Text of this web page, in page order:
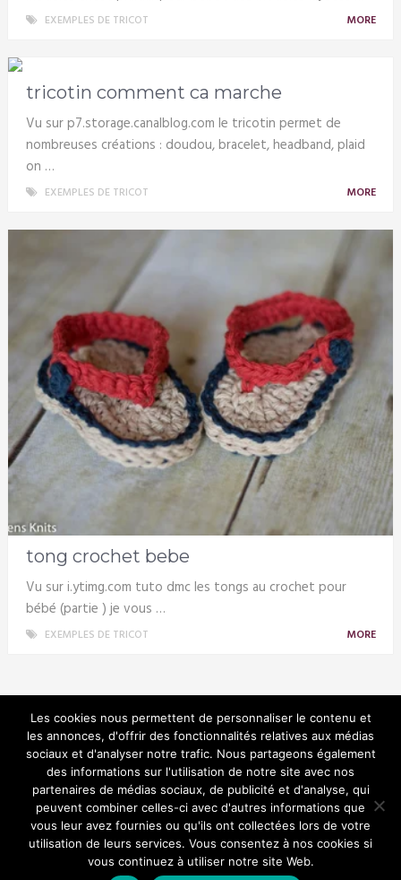
EXEMPLES DE TRICOT MORE
tricotin comment ca marche
Vu sur p7.storage.canalblog.com le tricotin permet de
nombreuses créations : doudou, bracelet, headband, plaid
on …
EXEMPLES DE TRICOT MORE
tong crochet bebe
Vu sur i.ytimg.com tuto dmc les tongs au crochet pour
bébé (partie ) je vous …
EXEMPLES DE TRICOT MORE
Tricotin
© Copyright 2026.
Les cookies nous permettent de personnaliser le contenu et
les annonces, d'offrir des fonctionnalités relatives aux médias
sociaux et d'analyser notre trafic. Nous partageons également
des informations sur l'utilisation de notre site avec nos
partenaires de médias sociaux, de publicité et d'analyse, qui
peuvent combiner celles-ci avec d'autres informations que
vous leur avez fournies ou qu'ils ont collectées lors de votre
utilisation de leurs services. Vous consentez à nos cookies si
vous continuez à utiliser notre site Web.